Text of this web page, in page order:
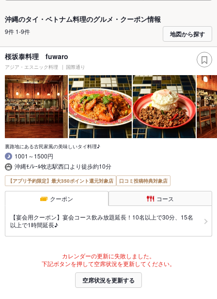
沖縄のタイ・ベトナム料理のグルメ・クーポン情報
9件 1-9件 地図から探す
桜坂泰料理 fuwaro
アジア・エスニック料理 国際通り
裏路地にある古民家風の美味しいタイ料理♪
1001～1500円
沖縄ﾓﾉﾚｰﾙ牧志駅西口より徒歩約10分
【アプリ予約限定】最大350ポイント還元対象店 口コミ投稿特典対象店
クーポン コース
【宴会用クーポン】宴会コース飲み放題延長！10名以上で30分、15名
以上で1時間延長♪
カレンダーの更新に失敗しました。
下記ボタンを押して空席状況を更新してください。
空席状況を更新する